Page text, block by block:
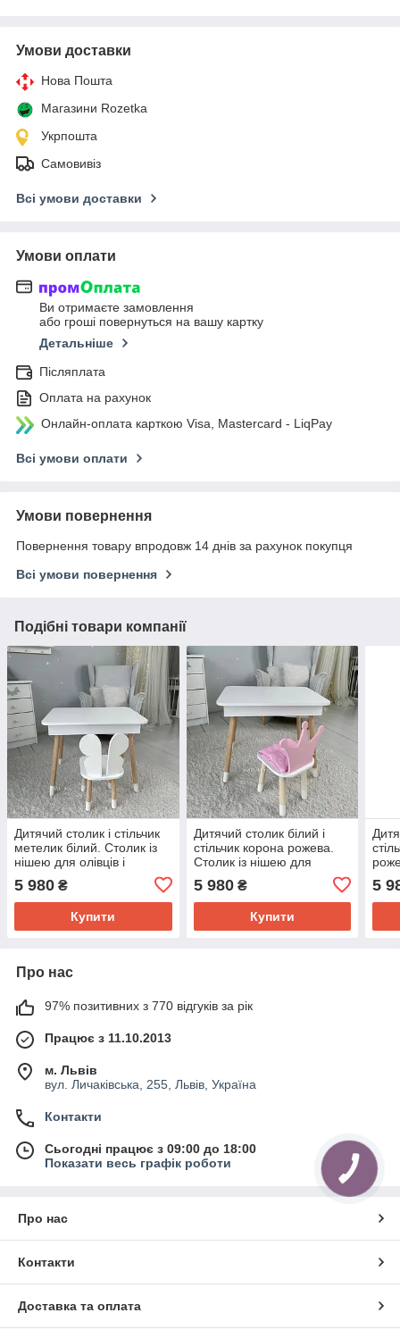
Умови доставки
Нова Пошта
Магазини Rozetka
Укрпошта
Самовивіз
Всі умови доставки
Умови оплати
Ви отримаєте замовлення
або гроші повернуться на вашу картку
Детальніше
Післяплата
Оплата на рахунок
Онлайн-оплата карткою Visa, Mastercard - LiqPay
Всі умови оплати
Умови повернення
Повернення товару впродовж 14 днів за рахунок покупця
Всі умови повернення
Подібні товари компанії
Дитячий столик і стільчик
метелик білий. Столик із
нішею для олівців і
5 980 ₴
Купити
Дитячий столик білий і
стільчик корона рожева.
Столик із нішею для
5 980₴
Купити
5
Про нас
97% позитивних з 770 відгуків за рік
Працює з 11.10.2013
м. Львів
вул. Личаківська, 255, Львів, Україна
Контакти
Сьогодні працює з 09:00 до 18:00
Показати весь графік роботи
Про нас
Контакти
Доставка та оплата